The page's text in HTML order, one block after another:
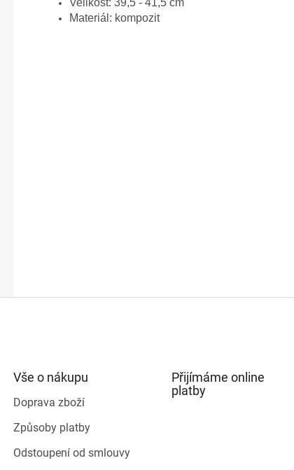
Materiál: kompozit
Vše o nákupu
Doprava zboží
Způsoby platby
Odstoupení od smlouvy
Přijímáme online
platby